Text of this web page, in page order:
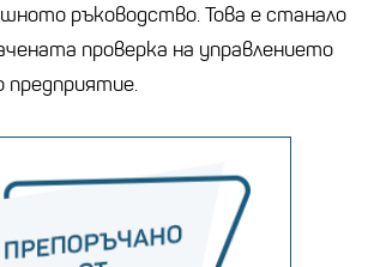
ръководство. Това е станало
проверка на управлението
предприятие.